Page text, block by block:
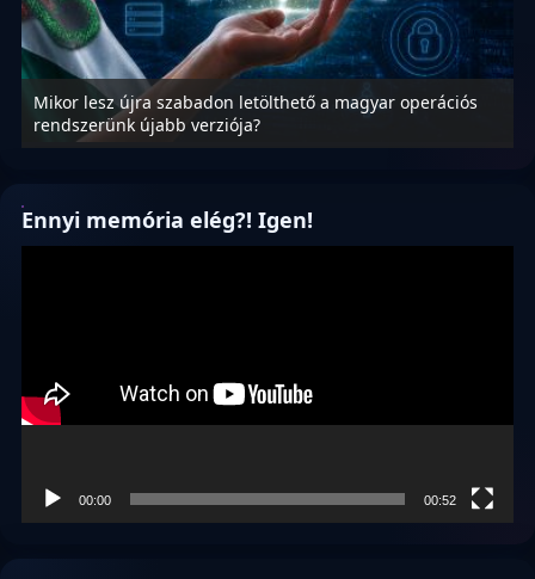
Mikor lesz újra szabadon letölthető a magyar operációs
rendszerünk újabb verziója?
Ennyi memória elég?! Igen!
00:00 00:52